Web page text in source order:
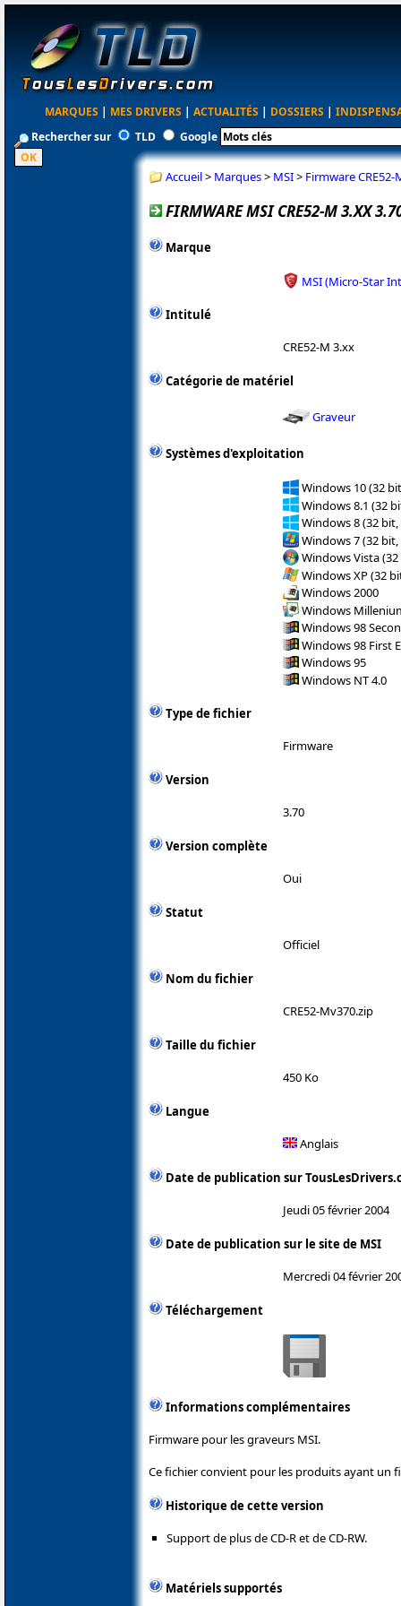
MARQUES | MES DRIVERS | ACTUALITÉS | DOSSIERS |
Rechercher sur
TLD Google
Accueil> Marques> MSI> Firmware CRE52-
FIRMWARE MSI CRE52-M 3.XX
Marque
MSI (Micro-Star
Intitulé
CRE52-M 3.xx
Catégorie de matériel
Graveur
Systèmes d'exploitation
Windows 10 (32
Windows 8.1 (32
Windows 8 (32 bit,
Windows 7 (32 bit,
Windows Vista
Windows XP (32
Windows 2000
Windows
Windows 98
Windows 98 First
Windows 95
Windows NT 4.0
Type de fichier
Firmware
Version
3.70
Version complète
Oui
Statut
Officiel
Nom du fichier
CRE52-Mv370.zip
Taille du fichier
450 Ko
Langue
Anglais
Date de publication sur
Jeudi 05 février 2004
Date de publication sur le site de MSI
Mercredi 04 février
Téléchargement
Informations complémentaires
Firmware pour les graveurs MSI.
Ce fichier convient pour les produits ayant un
Historique de cette version
Support de plus de CD-R et de CD-RW.
Matériels supportés